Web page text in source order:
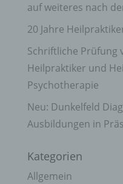
auf weiteres nach
20 Jahre
Schriftliche Prüfung
Heilpraktiker und
Psychotherapie
Neu: Dunkelfeld
Ausbildungen in
Kategorien
Allgemein